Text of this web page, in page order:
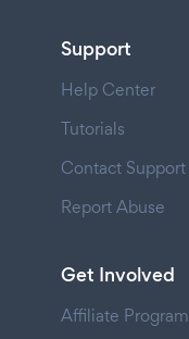
Support
Help Center
Tutorials
Contact Support
Report Abuse
Get Involved
Affiliate Program